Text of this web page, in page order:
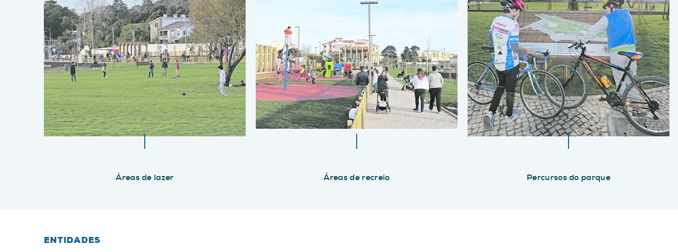
Áreas de lazer Áreas de recreio Percursos do parque
ENTIDADES